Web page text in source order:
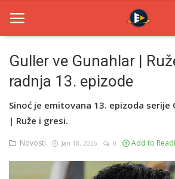
Home
Novosti
Filmovi
Guller ve Gunahlar |
radnja 13. epizode
Sinoć je emitovana 13. epizoda serije
| Ruže i gresi.
Novosti Jan 18, 2026 0 Add to